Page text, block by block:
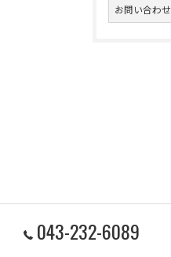
お問い合わせ
043-232-6089